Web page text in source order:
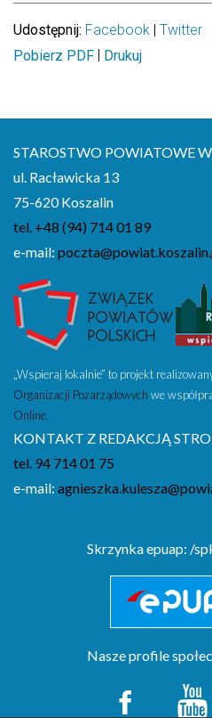
Udostępnij: Facebook Twitter
Pobierz PDF
Drukuj
STAROSTWO POWIATOWE
ul. Racławicka 13
75-620 Koszalin
tel. +48 (94) 714 01 89
e-mail:
„Wspieraj lokalnie” to projekt
Organizacji Pozarządowych we
Online.
KONTAKT Z REDAKCJĄ
tel. 94 714 01 75
e-mail:
Skrzynka epuap: /
Nasze profile